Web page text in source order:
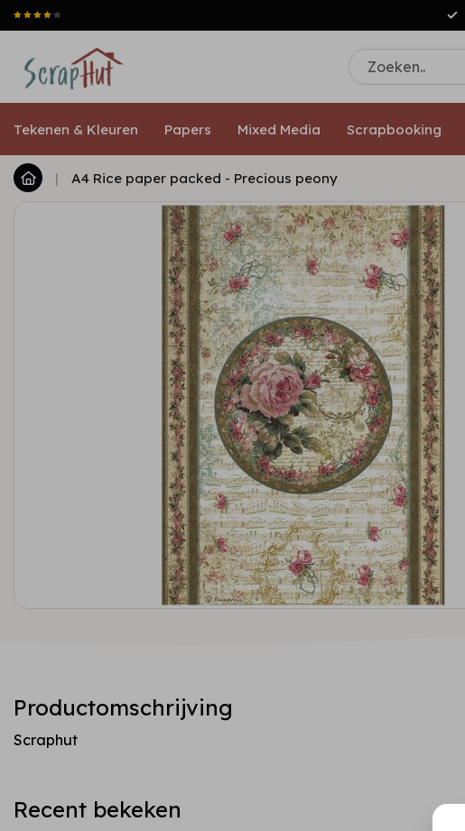
Tekenen & Kleuren Papers Mixed Media Scrapbooking
| A4 Rice paper packed - Precious peony
Productomschrijving
Scraphut
Recent bekeken